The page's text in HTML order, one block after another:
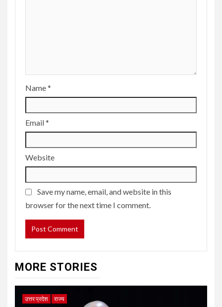
Name*
Email*
Website
Save my name, email, and website in this
browser for the next time I comment.
MORE STORIES
उत्तर प्रदेश राज्य